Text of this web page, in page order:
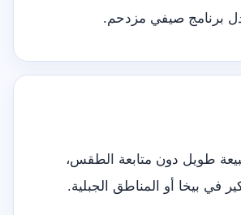
برنامج صيفي مزدحم.
طويل دون متابعة الطقس،
في بيخا أو المناطق الجبلية.